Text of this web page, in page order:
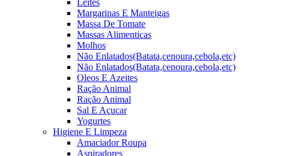
Leites
Margarinas E Manteigas
Massa De Tomate
Massas Alimenticas
Molhos
Não Enlatados(Batata,cenoura,cebola,etc)
Não Enlatados(Batata,cenoura,cebola,etc)
Oleos E Azeites
Ração Animal
Ração Animal
Sal E Açucar
Yogurtes
Higiene E Limpeza
Amaciador Roupa
Aspiradores